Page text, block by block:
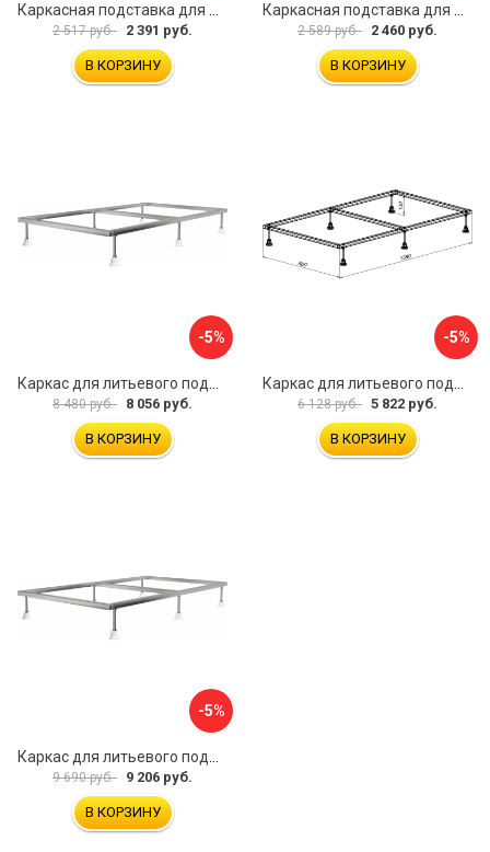
Каркасная подставка для душевого поддона ВИЗ ANTIKA КР-800
2 517 руб. 2 391 руб.
В КОРЗИНУ
Каркасная подставка для душевого поддона ВИЗ ANTIKA КР-900
2 589 руб. 2 460 руб.
В КОРЗИНУ
-5%
8 480 руб. 8 056 руб.
В КОРЗИНУ
-5%
6 128 руб. 5 822 руб.
В КОРЗИНУ
-5%
9 690 руб. 9 206 руб.
В КОРЗИНУ